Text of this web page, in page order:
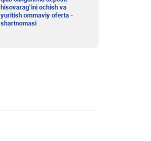
hisovarag’ini ochish va
yuritish ommaviy oferta -
shartnomasi